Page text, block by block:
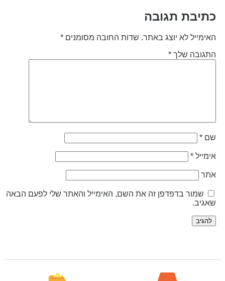
תגובה
לא יוצג באתר. שדות החובה מסומנים*
שלך*
*
*
שמור בדפדפן זה את השם, האימייל והאתר שלי לפעם הבאה